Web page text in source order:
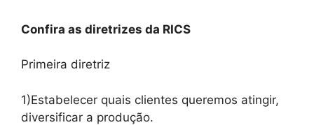
Confira as diretrizes da RICS
Primeira diretriz
1)Estabelecer quais clientes queremos atingir,
diversificar a produção.